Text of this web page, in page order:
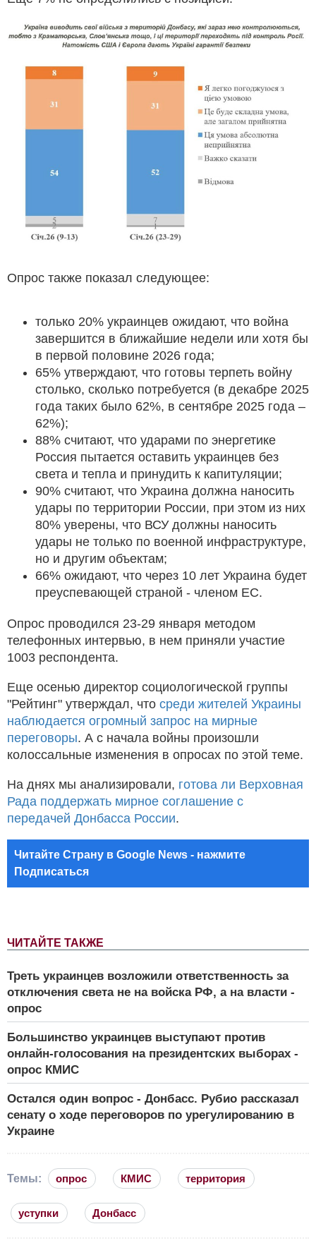
ЧИТАЙТЕ ТАКЖЕ
Треть украинцев возложили ответственность за
отключения света не на войска РФ, а на власти -
опрос
Большинство украинцев выступают против
онлайн-голосования на президентских выборах -
опрос КМИС
Остался один вопрос - Донбасс. Рубио рассказал
сенату о ходе переговоров по урегулированию в
Украине
Опрос также показал следующее:
только 20% украинцев ожидают, что война
завершится в ближайшие недели или хотя бы
в первой половине 2026 года;
65% утверждают, что готовы терпеть войну
столько, сколько потребуется (в декабре 2025
года таких было 62%, в сентябре 2025 года –
62%);
88% считают, что ударами по энергетике
Россия пытается оставить украинцев без
света и тепла и принудить к капитуляции;
90% считают, что Украина должна наносить
удары по территории России, при этом из них
80% уверены, что ВСУ должны наносить
удары не только по военной инфраструктуре,
но и другим объектам;
66% ожидают, что через 10 лет Украина будет
преуспевающей страной - членом ЕС.
Опрос проводился 23-29 января методом
телефонных интервью, в нем приняли участие
1003 респондента.
Еще осенью директор социологической группы
"Рейтинг" утверждал, что среди жителей Украины
наблюдается огромный запрос на мирные
переговоры. А с начала войны произошли
колоссальные изменения в опросах по этой теме.
На днях мы анализировали, готова ли Верховная
Рада поддержать мирное соглашение с
передачей Донбасса России.
Читайте Страну в Google News - нажмите
Подписаться
Темы: опрос КМИС территория
уступки Донбасс